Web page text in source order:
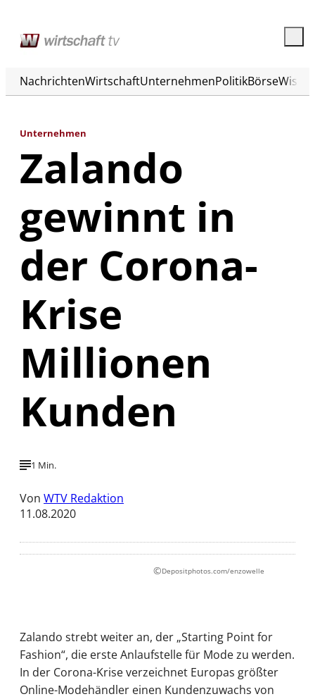
NachrichtenWirtschaftUnternehmenPolitikBörse
Unternehmen
Zalando
gewinnt in
der Corona-
Krise
Millionen
Kunden
1 Min.
Von WTV Redaktion
11.08.2020
©Depositphotos.com/enzowelle
Zalando strebt weiter an, der „Starting Point for
Fashion“, die erste Anlaufstelle für Mode zu werden.
In der Corona-Krise verzeichnet Europas größter
Online-Modehändler einen Kundenzuwachs von